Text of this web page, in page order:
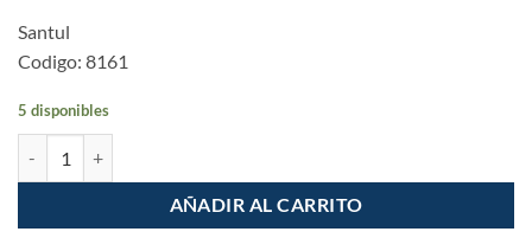
Santul
Codigo: 8161
5 disponibles
AÑADIR AL CARRITO